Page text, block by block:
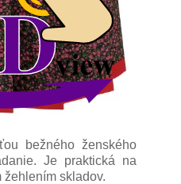
bežného ženského
Je praktická na
žehlením skladov.